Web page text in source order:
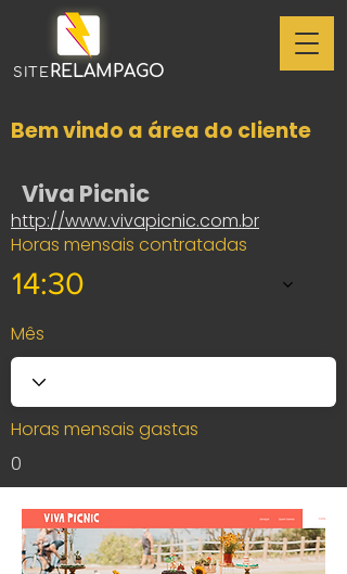
SITERELAMPAGO
Bem vindo a área do cliente
Viva Picnic
http://www.vivapicnic.com.br
Horas mensais contratadas
14:30
Mês
Horas mensais gastas
0